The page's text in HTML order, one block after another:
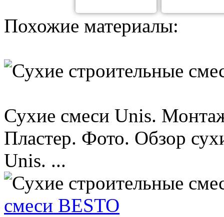
Похожие материалы:
Сухие смеси Unis.
Пластер. Фото. Обзор
Unis. ...
смеси BESTO